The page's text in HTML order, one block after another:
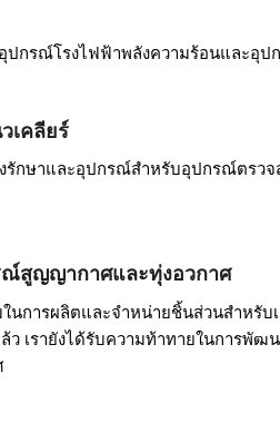
ปกรณ์โรงไฟฟ้าพลังความร้อนและอุ
เคลียร์
รักษาและอุปกรณ์สำหรับอุปกรณ์ตรว
สูญญากาศและทุ่งอวกาศ
นการผลิตและจำหน่ายชิ้นส่วนสำหรั
ว เรายังได้รับความท้าทายในการพั